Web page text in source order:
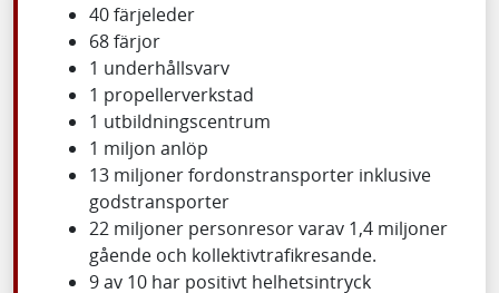
40 färjeleder
68 färjor
1 underhållsvarv
1 propellerverkstad
1 utbildningscentrum
1 miljon anlöp
13 miljoner fordonstransporter inklusive
godstransporter
22 miljoner personresor varav 1,4 miljoner
gående och kollektivtrafikresande.
9 av 10 har positivt helhetsintryck